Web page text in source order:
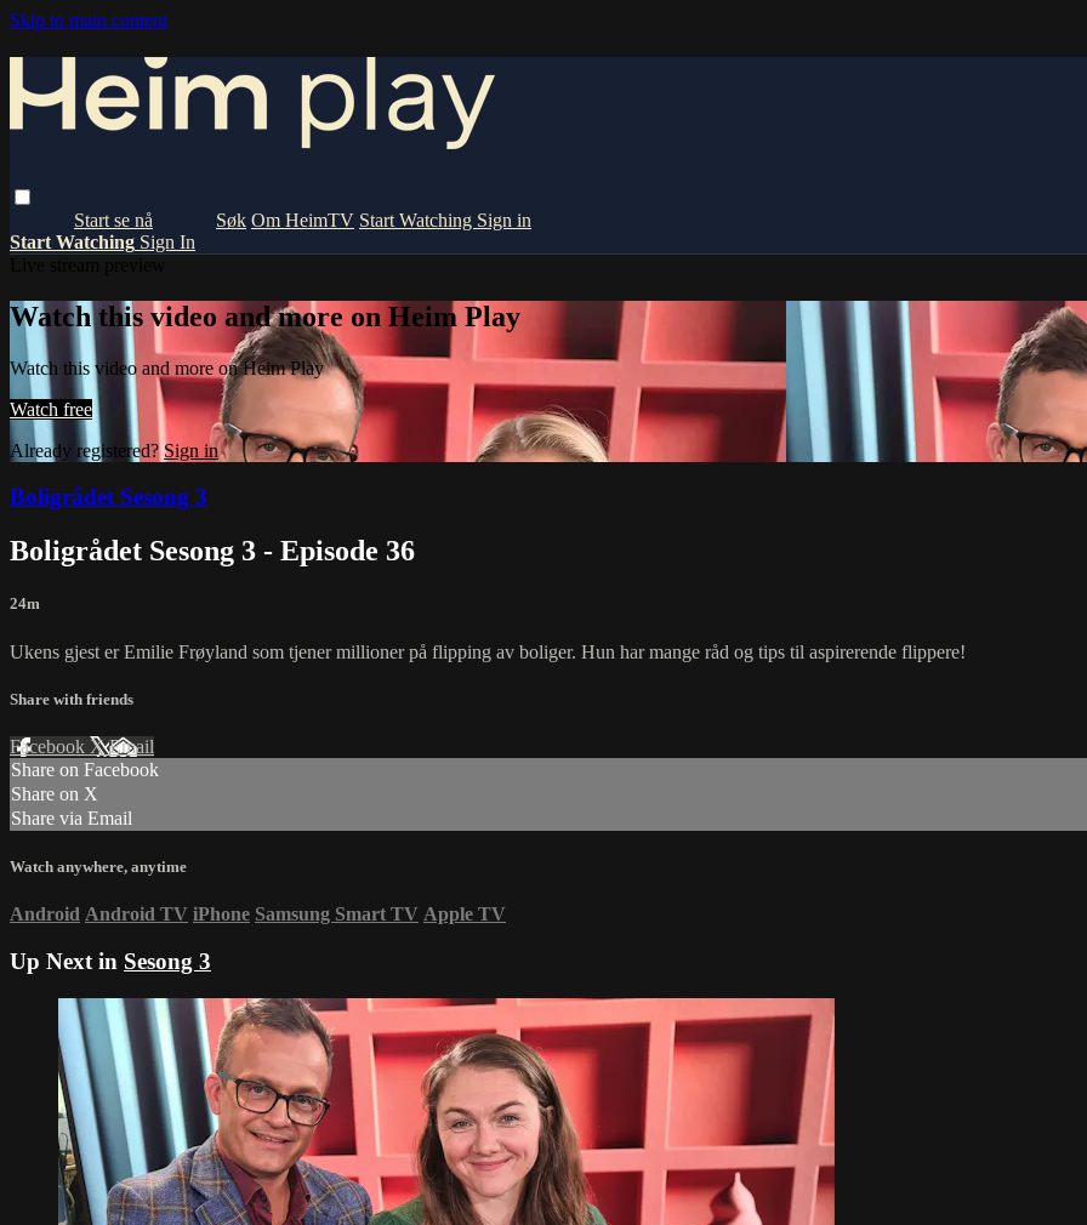
Skip to main content
Om HeimTV Start Watching Sign in
Start Watching Sign In
Watch this video and more on Heim Play
Watch this video and more on Heim Play
Watch free
Already registered? Sign in
Boligrådet Sesong 3
Boligrådet Sesong 3 - Episode 36
24m
Ukens gjest er Emilie Frøyland som tjener millioner på flipping av boliger. Hun har mange råd og tips til aspirerende flippere!
Share with friends
Facebook XEmail
Share on Facebook
Share on X
Share via Email
Watch anywhere, anytime
Android Android TV iPhone Samsung Smart TV Apple TV
Up Next in Sesong 3